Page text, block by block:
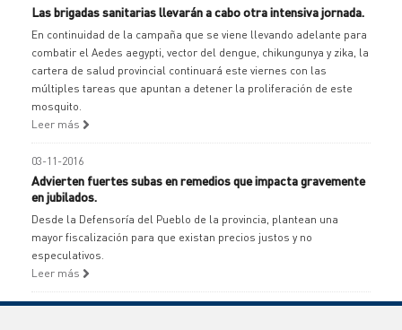
Las brigadas sanitarias llevarán a cabo otra intensiva jornada.
En continuidad de la campaña que se viene llevando adelante para
combatir el Aedes aegypti, vector del dengue, chikungunya y zika, la
cartera de salud provincial continuará este viernes con las
múltiples tareas que apuntan a detener la proliferación de este
mosquito.
Leer más
03-11-2016
Advierten fuertes subas en remedios que impacta gravemente
en jubilados.
Desde la Defensoría del Pueblo de la provincia, plantean una
mayor fiscalización para que existan precios justos y no
especulativos.
Leer más